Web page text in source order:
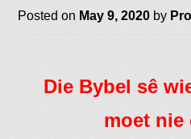
Posted on May 9, 2020 by
Die Bybel sê
moet nie